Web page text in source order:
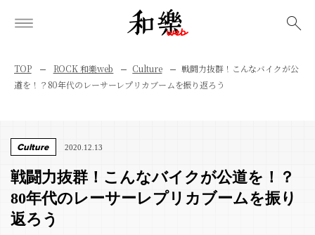
TOP ROCK 和樂web Culture
戦闘力抜群！こんなバイクが公
道を！？80年代のレーサーレプリカブームを振り返ろう
Culture 2020.12.13
戦闘力抜群！こんなバイクが公道を！？
80年代のレーサーレプリカブームを振り
返ろう